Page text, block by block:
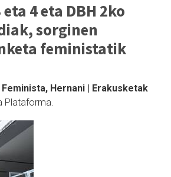
4 eta DBH 2ko
sorginen
feministatik
Hernani | Erakusketak
Plataforma.